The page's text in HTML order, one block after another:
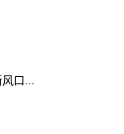
猎奇口味，会成为咖啡产品的新风口吗？